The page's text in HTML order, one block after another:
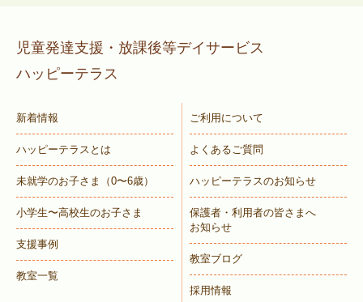
児童発達支援・放課後等デイサービス
ハッピーテラス
新着情報
ハッピーテラスとは
未就学のお子さま （0〜6歳）
小学生〜高校生のお子さま
支援事例
教室一覧
ご利用について
よくあるご質問
ハッピーテラスのお知らせ
保護者・利用者の皆さまへ
お知らせ
教室ブログ
採用情報